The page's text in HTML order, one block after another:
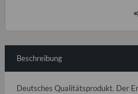
Beschreibung
Deutsches Qualitätsprodukt. Der